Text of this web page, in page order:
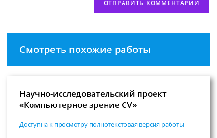
Смотреть похожие работы
Научно-исследовательский проект
«Компьютерное зрение CV»
Доступна к просмотру полнотекстовая версия работы